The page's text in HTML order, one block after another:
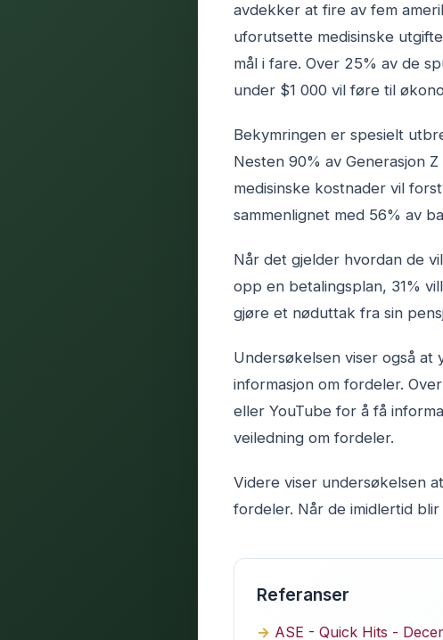
avdekker at fire av fem
uforutsette medisinske
mål i fare. Over 25% av de
under $1 000 vil føre til
Bekymringen er spesielt
Nesten 90% av Generasjon
medisinske kostnader vil
sammenlignet med 56% av
Når det gjelder hvordan de
opp en betalingsplan, 31%
gjøre et nøduttak fra sin
Undersøkelsen viser også
informasjon om fordeler.
eller YouTube for å få
veiledning om fordeler.
Videre viser undersøkelsen
fordeler. Når de imidlertid
Referanser
ASE - Quick Hits -